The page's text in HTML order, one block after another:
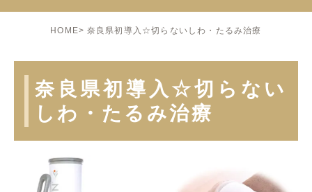
HOME 奈良県初導入☆切らないしわ・たるみ治療
奈良県初導入☆切らない
しわ・たるみ治療